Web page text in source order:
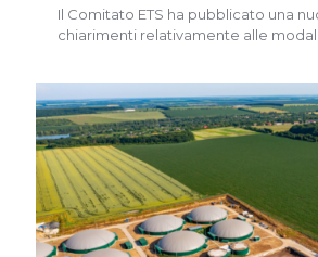
Il Comitato ETS ha pubblicato una
chiarimenti relativamente alle